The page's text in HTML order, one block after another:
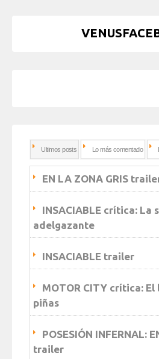
Ultimos posts Lo más comentado
EN LA ZONA GRIS
INSACIABLE crítica: La
adelgazante
INSACIABLE trailer
MOTOR CITY crítica:
piñas
POSESIÓN INFERNAL:
trailer